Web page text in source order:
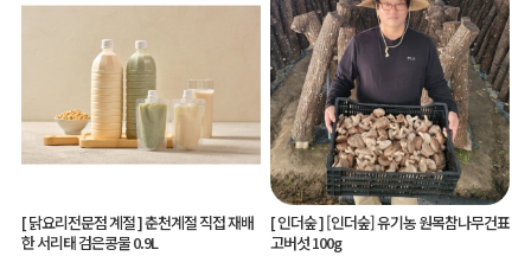
[ 닭요리전문점 계절 ]춘천계절 직접 재배
한 서리태 검은콩물 0.9L
[ 인더숲 ][인더숲] 유기농 원목참나무건표
고버섯 100g